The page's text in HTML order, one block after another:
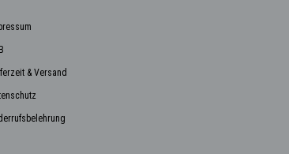
& Versand